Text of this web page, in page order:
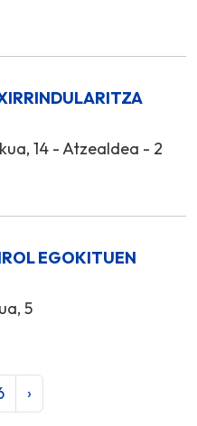
14 - Atzealdea - 2
EGOKITUEN
5
›